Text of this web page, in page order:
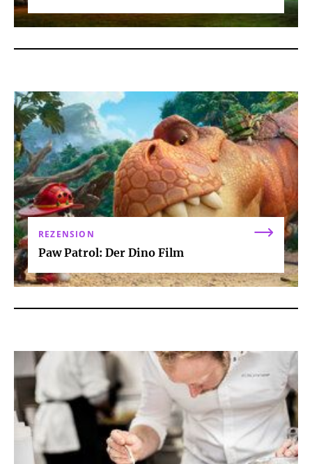
REZENSION
Paw Patrol: Der Dino Film